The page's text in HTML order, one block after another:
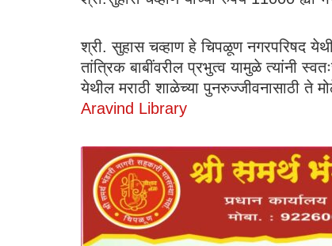
श्री. सुहास चव्हाण हे चिपळूण नगरपरिषद
तांत्रिक बाबींवरील प्रभुत्व यामुळे त्यांनी
येथील मराठी शाळेच्या पुनरुज्जीवनासाठी
Aravind Library